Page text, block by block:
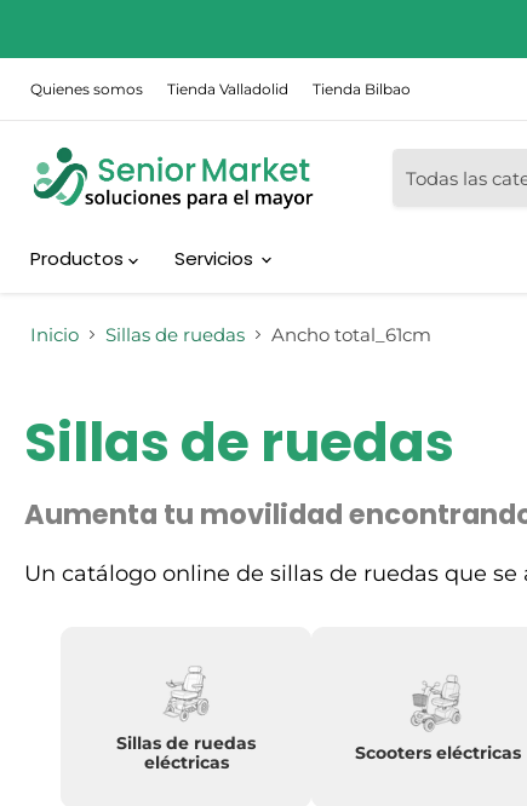
Quienes somos Tienda Valladolid Tienda Bilbao
Todas las
Productos Servicios
Inicio Sillas de ruedas Ancho total_61cm
Sillas de ruedas
Aumenta tu movilidad
Un catálogo online de sillas de ruedas que
Sillas de ruedas
eléctricas
Scooters eléctricas